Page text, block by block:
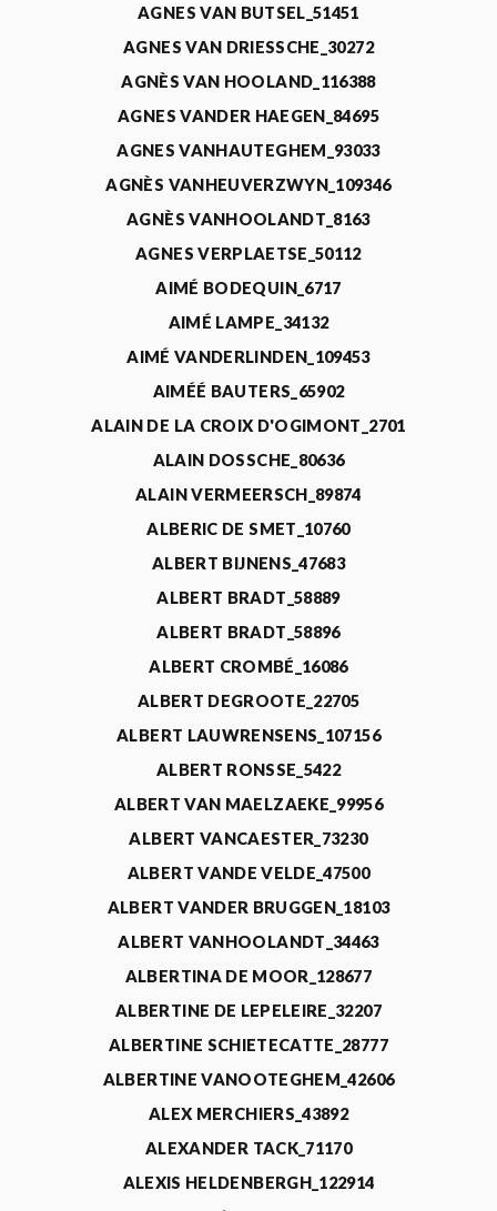
AGNES VAN BUTSEL_51451
AGNES VAN DRIESSCHE_30272
AGNÈS VAN HOOLAND_116388
AGNES VANDER HAEGEN_84695
AGNES VANHAUTEGHEM_93033
AGNÈS VANHEUVERZWYN_109346
AGNÈS VANHOOLANDT_8163
AGNES VERPLAETSE_50112
AIMÉ BODEQUIN_6717
AIMÉ LAMPE_34132
AIMÉ VANDERLINDEN_109453
AIMÉÉ BAUTERS_65902
ALAIN DE LA CROIX D'OGIMONT_2701
ALAIN DOSSCHE_80636
ALAIN VERMEERSCH_89874
ALBERIC DE SMET_10760
ALBERT BIJNENS_47683
ALBERT BRADT_58889
ALBERT BRADT_58896
ALBERT CROMBÉ_16086
ALBERT DEGROOTE_22705
ALBERT LAUWRENSENS_107156
ALBERT RONSSE_5422
ALBERT VAN MAELZAEKE_99956
ALBERT VANCAESTER_73230
ALBERT VANDE VELDE_47500
ALBERT VANDER BRUGGEN_18103
ALBERT VANHOOLANDT_34463
ALBERTINA DE MOOR_128677
ALBERTINE DE LEPELEIRE_32207
ALBERTINE SCHIETECATTE_28777
ALBERTINE VANOOTEGHEM_42606
ALEX MERCHIERS_43892
ALEXANDER TACK_71170
ALEXIS HELDENBERGH_122914